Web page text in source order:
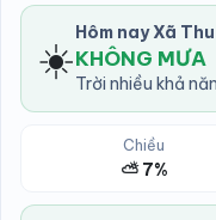
☀️ Hôm nay Xã
KHÔNG MƯA
Trời nhiều khả
Chiều
⛅ 7%